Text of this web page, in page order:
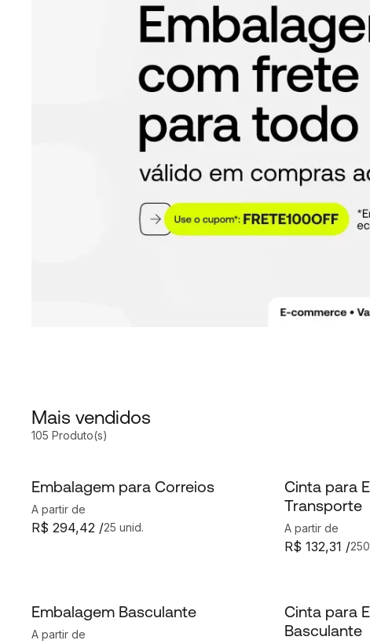
Mais vendidos
105 Produto(s)
Embalagem para Correios
A partir de
25 unid.
R$ 294,42 /
Cinta para
Transporte
A partir de
R$ 132,31 /
Embalagem Basculante
A partir de
Cinta para
Basculante